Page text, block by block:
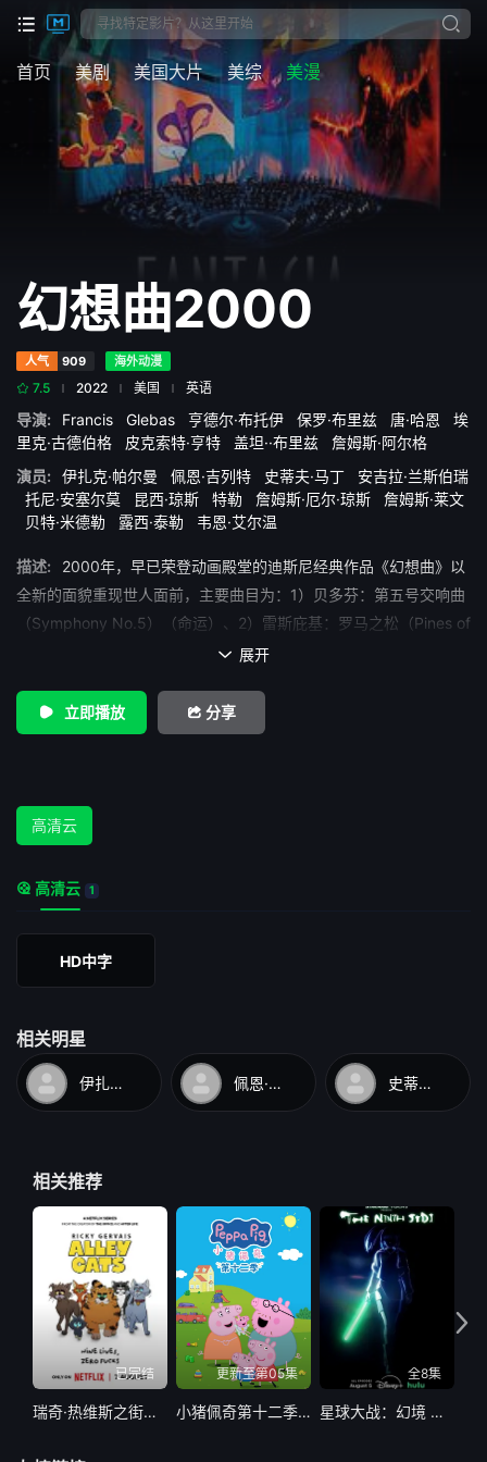
首页 美剧 美国大片 美综 美漫
幻想曲2000
人气 909 海外动漫
7.5 2022 美国 英语
导演: Francis Glebas 亨德尔·布托伊 保罗·布里兹 唐·哈恩 埃
里克·古德伯格 皮克索特·亨特 盖坦··布里兹 詹姆斯·阿尔格
演员:
伊扎克·帕尔曼 佩恩·吉列特 史蒂夫·马丁
安吉拉·兰斯伯瑞
托尼·安塞尔莫
昆西·琼斯 特勒 詹姆斯·厄尔·琼斯
詹姆斯·莱文
贝特·米德勒
露西·泰勒 韦恩·艾尔温
描述:
2000年，早已荣登动画殿堂的迪斯尼经典作品《幻想曲》以
全新的面貌重现世人面前，主要曲目为：1）贝多芬：第五号交响曲
（Symphony No.5）（命运）、2）雷斯庇基：罗马之松（Pines of
Rome）、3）格什温：蓝色狂想曲（Rhapsody in Blue）、4）肖
2，Allegro，Opus 102）、5）圣桑：动物狂欢节（Carnival of the
Animals）、6）杜卡：《魔法师的学徒》（The Sorcerer&#39;s
Suite）。除《魔法师的学徒》直接取自旧版外，其他曲目均为全新
收录。 本片首次采用IMAX技术制作，荣获2000年动画大奖安
妮奖动画角色杰出个人成就奖（Eric Goldberg）、特效杰出个人成
就奖（Ted Kierscey）和最佳剧情设计奖（Susan Golderg）。
 展开
立即播放 分享
高清云
高清云 1
HD中字
相关明星
伊扎克·帕尔曼 佩恩·吉列特 史蒂夫·马丁
相关推荐
已完结
瑞奇·热维斯之街猫一族
更新至第05集
小猪佩奇第十二季国语
全8集
星球大战：幻境 — 第九个绝地武士